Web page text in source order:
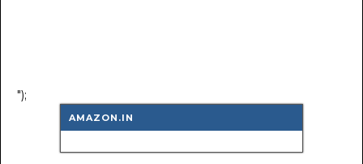
");
AMAZON.IN